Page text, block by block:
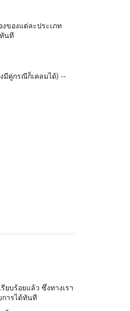
ของแต่ละประเภท
นที
มีคู่กรณีก็เคลมได้) --
ยบร้อยแล้ว ซึ่งทางเรา
การได้ทันที